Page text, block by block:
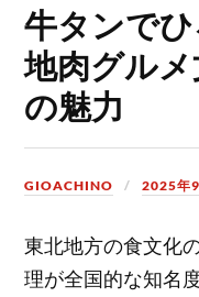
牛タンで
地肉グル
の魅力
GIOACHINO 2025年
東北地方の食文化
理が全国的な知名